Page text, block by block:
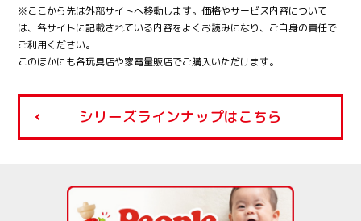
※ここから先は外部サイトへ移動します。価格やサービス内容について
は、各サイトに記載されている内容をよくお読みになり、ご自身の責任で
ご利用ください。
このほかにも各玩具店や家電量販店でご購入いただけます。
シリーズラインナップはこちら